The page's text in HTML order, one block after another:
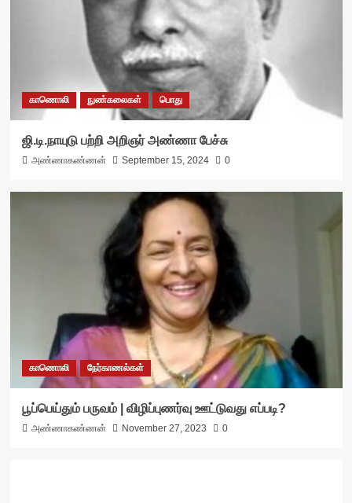
காணொலி நுண்கலைகள் பொது
ஜி.டி.நாயுடு பற்றி அறிஞர் அண்ணா பேச்சு
அண்ணாகண்ணன் September 15, 2024 0
காணொலி நேர்காணல்கள்
பூப்பெய்தும் பருவம் | விழிப்புணர்வு ஊட்டுவது எப்படி?
அண்ணாகண்ணன் November 27, 2023 0